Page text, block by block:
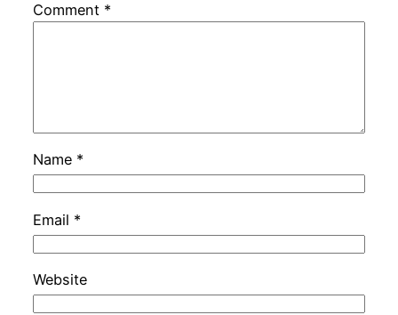
Comment *
Name *
Email *
Website